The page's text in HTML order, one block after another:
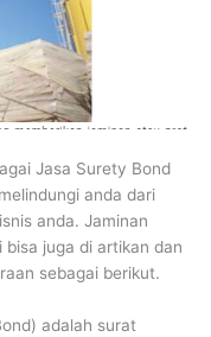
Jasa Surety Bond
anda dari
anda. Jaminan
juga di artikan dan
sebagai berikut.
adalah surat